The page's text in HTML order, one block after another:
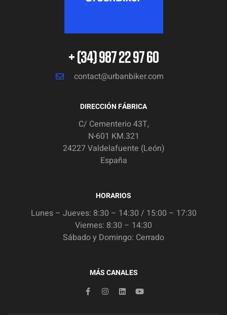
+ (34) 987 22 97 60
contact@urbanbiker.com
DIRECCIÓN FÁBRICA
C/ Cementerio 43T,
N-601 KM.321
24227 Valdelafuente (León)
España
HORARIOS
Lunes – Jueves: 8:30 – 14:30 / 15:00 – 17:30
Viernes: 8:30 – 14:30
Sábado y Domingo: Cerrado
MÁS CANALES